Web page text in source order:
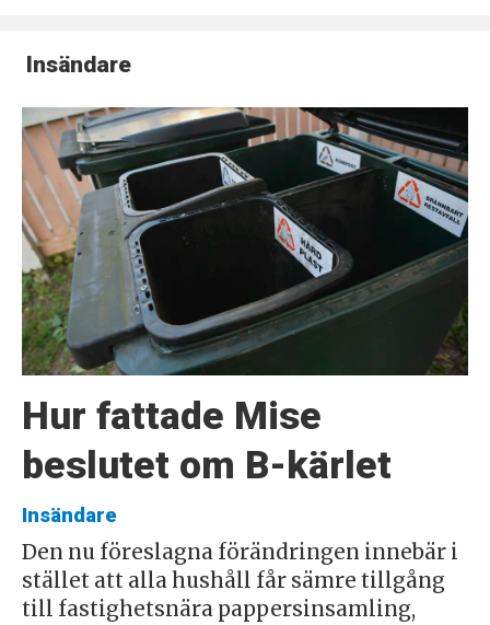
Insändare
Hur fattade Mise
beslutet om B-kärlet
Insändare
Den nu föreslagna förändringen innebär i
stället att alla hushåll får sämre tillgång
till fastighetsnära pappersinsamling,